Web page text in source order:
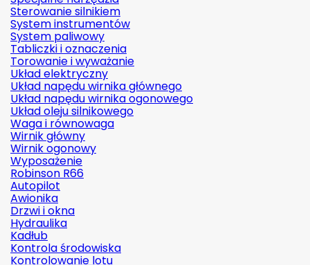
Sterowanie silnikiem
System instrumentów
System paliwowy
Tabliczki i oznaczenia
Torowanie i wyważanie
Układ elektryczny
Układ napędu wirnika głównego
Układ napędu wirnika ogonowego
Układ oleju silnikowego
Waga i równowaga
Wirnik główny
Wirnik ogonowy
Wyposażenie
Robinson R66
Autopilot
Awionika
Drzwi i okna
Hydraulika
Kadłub
Kontrola środowiska
Kontrolowanie lotu